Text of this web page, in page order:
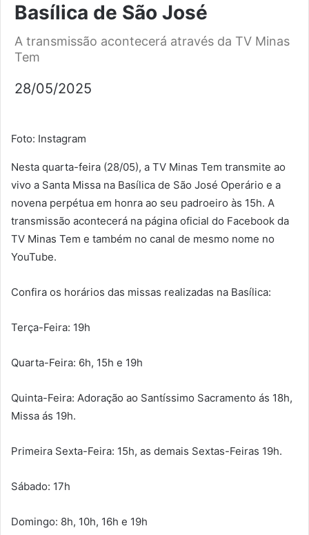
Basílica de São José
A transmissão acontecerá através da TV Minas
Tem
28/05/2025
Foto: Instagram
Nesta quarta-feira (28/05), a TV Minas Tem transmite ao
vivo a Santa Missa na Basílica de São José Operário e a
novena perpétua em honra ao seu padroeiro às 15h. A
transmissão acontecerá na página oficial do Facebook da
TV Minas Tem e também no canal de mesmo nome no
YouTube.
Confira os horários das missas realizadas na Basílica:
Terça-Feira: 19h
Quarta-Feira: 6h, 15h e 19h
Quinta-Feira: Adoração ao Santíssimo Sacramento ás 18h,
Missa ás 19h.
Primeira Sexta-Feira: 15h, as demais Sextas-Feiras 19h.
Sábado: 17h
Domingo: 8h, 10h, 16h e 19h